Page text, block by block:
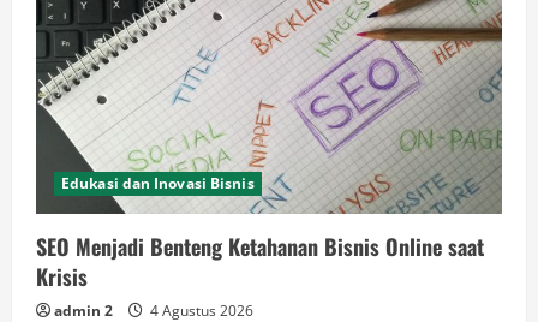
Edukasi dan Inovasi Bisnis
SEO Menjadi Benteng Ketahanan Bisnis Online saat
Krisis
admin 2 4 Agustus 2026